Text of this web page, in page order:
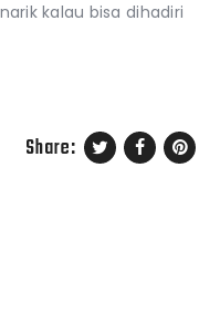
kalau bisa dihadiri
Share: